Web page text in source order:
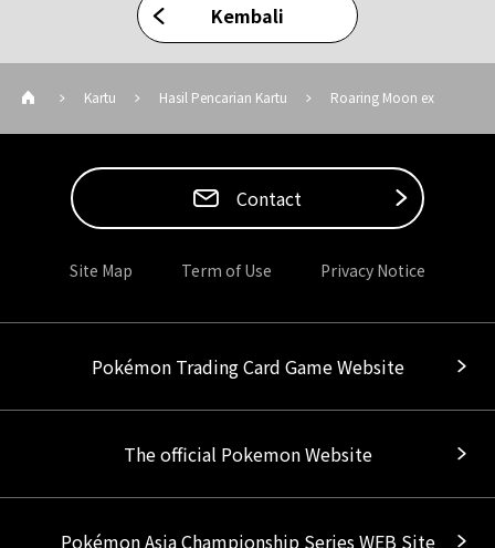
Kembali
Kartu Hasil Pencarian Kartu Roaring Moon ex
Contact
Site Map Term of Use Privacy Notice
Pokémon Trading Card Game Website
The official Pokemon Website
Pokémon Asia Championship Series WEB Site